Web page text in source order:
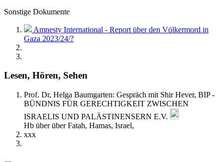
Sonstige Dokumente
Amnesty International - Report über den Völkermord in
Gaza 2023/24/?
Lesen, Hören, Sehen
Prof. Dr, Helga Baumgarten: Gespräch mit Shir Hever, BIP -
BÜNDNIS FÜR GERECHTIGKEIT ZWISCHEN
ISRAELIS UND PALÄSTINENSERN E.V.
Hb über über Fatah, Hamas, Israel,
xxx